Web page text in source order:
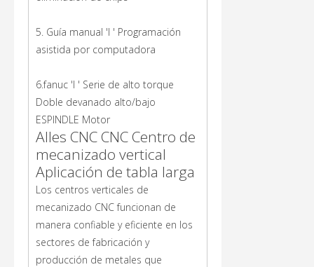
5. Guía manual 'I ' Programación
asistida por computadora
6.fanuc 'I ' Serie de alto torque
Doble devanado alto/bajo
ESPINDLE Motor
Alles CNC CNC Centro de
mecanizado vertical
Aplicación de tabla larga
Los centros verticales de
mecanizado CNC funcionan de
manera confiable y eficiente en los
sectores de fabricación y
producción de metales que